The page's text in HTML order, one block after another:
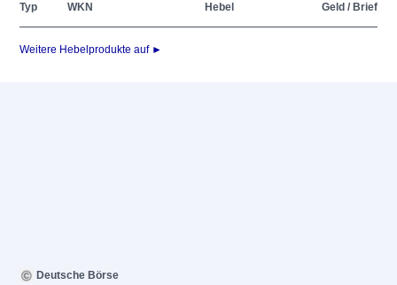
Typ WKN Hebel Geld / Brief
Weitere Hebelprodukte auf ►
Deutsche Börse